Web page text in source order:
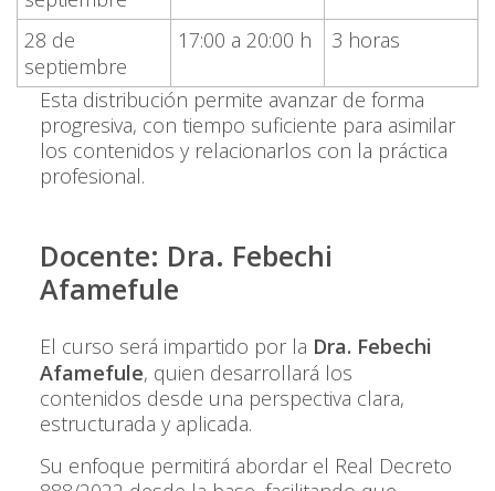
28 de
septiembre
17:00 a 20:00 h 3 horas
Esta distribución permite avanzar de forma
progresiva, con tiempo suficiente para asimilar
los contenidos y relacionarlos con la práctica
profesional.
Docente: Dra. Febechi
Afamefule
El curso será impartido por la Dra. Febechi
Afamefule, quien desarrollará los
contenidos desde una perspectiva clara,
estructurada y aplicada.
Su enfoque permitirá abordar el Real Decreto